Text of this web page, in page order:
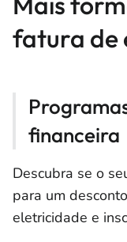
fatura de
financeira
Descubra se o
para um
eletricidade e